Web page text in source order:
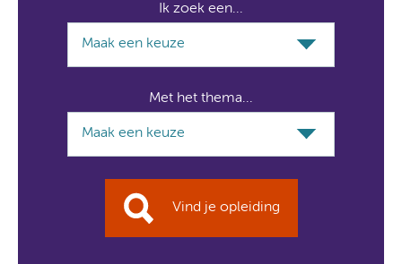
Ik zoek een...
Met het thema...
Vind je opleiding